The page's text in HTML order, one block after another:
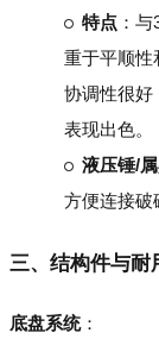
特点 ：
重于平顺性
协调性很好
表现出色。
液压锤/
方便连接破
三、结构件与耐
底盘系统：